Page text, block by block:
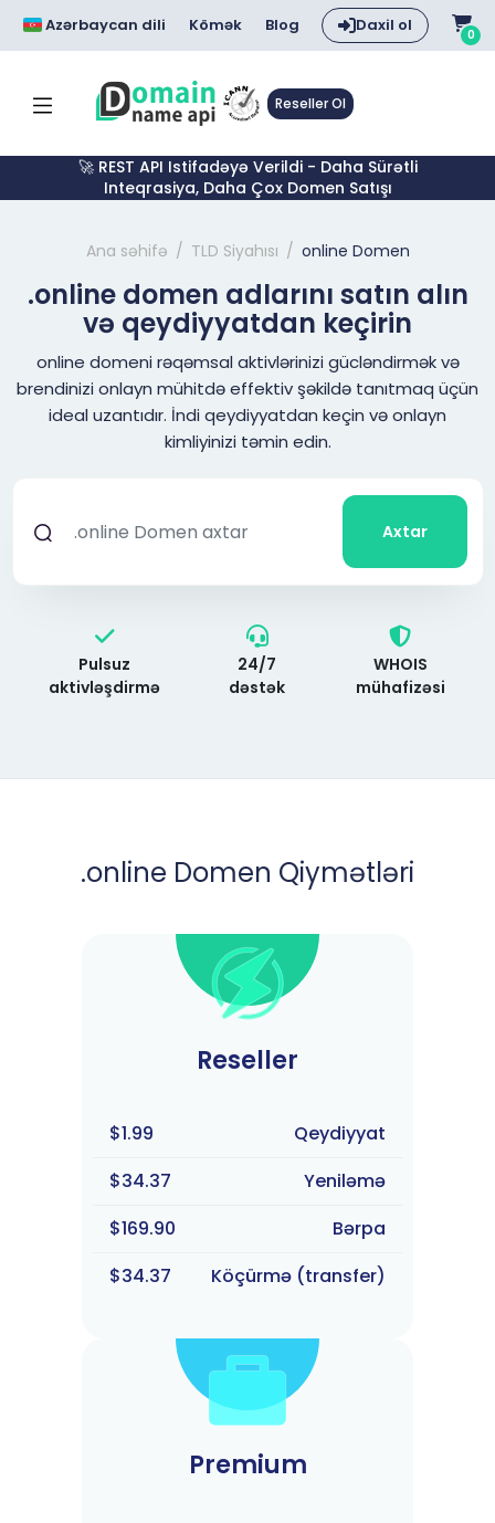
Azərbaycan dili Kömək Blog Daxil ol 0
Reseller Ol
🚀 REST API Istifadəyə Verildi - Daha Sürətli
Inteqrasiya, Daha Çox Domen Satışı
Ana səhifə TLD Siyahısı online Domen
.online domen adlarını satın alın
və qeydiyyatdan keçirin
online domeni rəqəmsal aktivlərinizi gücləndirmək və
brendinizi onlayn mühitdə effektiv şəkildə tanıtmaq üçün
ideal uzantıdır. İndi qeydiyyatdan keçin və onlayn
kimliyinizi təmin edin.
Axtar
Pulsuz
aktivləşdirmə
24/7
dəstək
WHOIS
mühafizəsi
.online Domen Qiymətləri
Reseller
$1.99
Qeydiyyat
$34.37
Yeniləmə
$169.90
Bərpa
$34.37
Köçürmə (transfer)
Premium